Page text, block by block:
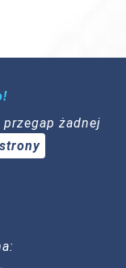
żadnej